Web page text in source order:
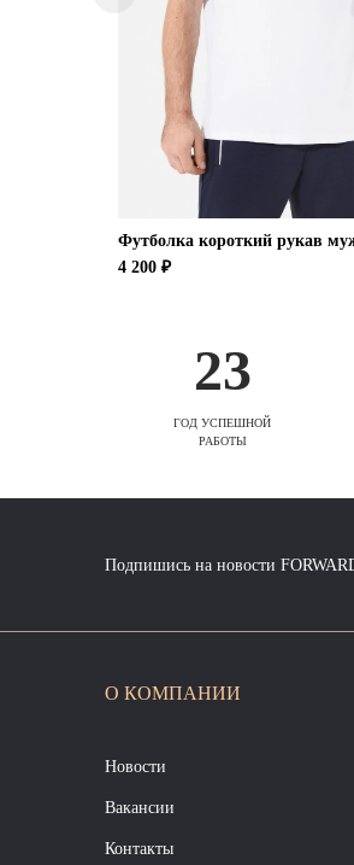
Футболка короткий рукав
4 200 ₽
23
ГОД УСПЕШНОЙ
РАБОТЫ
Подпишись на новости
О КОМПАНИИ
Новости
Вакансии
Контакты